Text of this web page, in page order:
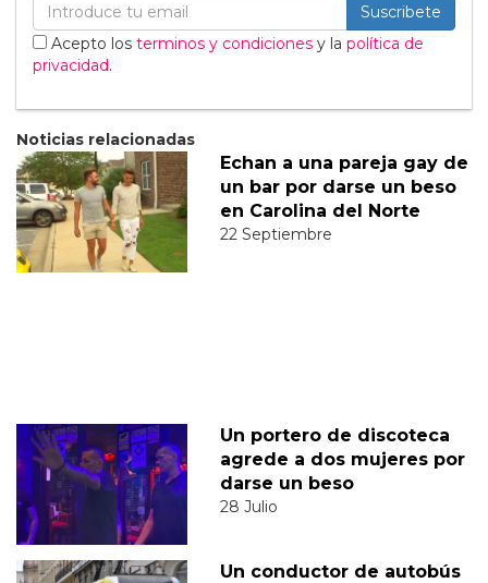
Suscribete
Acepto los terminos y condiciones y la política de
privacidad.
Noticias relacionadas
Echan a una pareja gay de
un bar por darse un beso
en Carolina del Norte
22 Septiembre
Un portero de discoteca
agrede a dos mujeres por
darse un beso
28 Julio
Un conductor de autobús